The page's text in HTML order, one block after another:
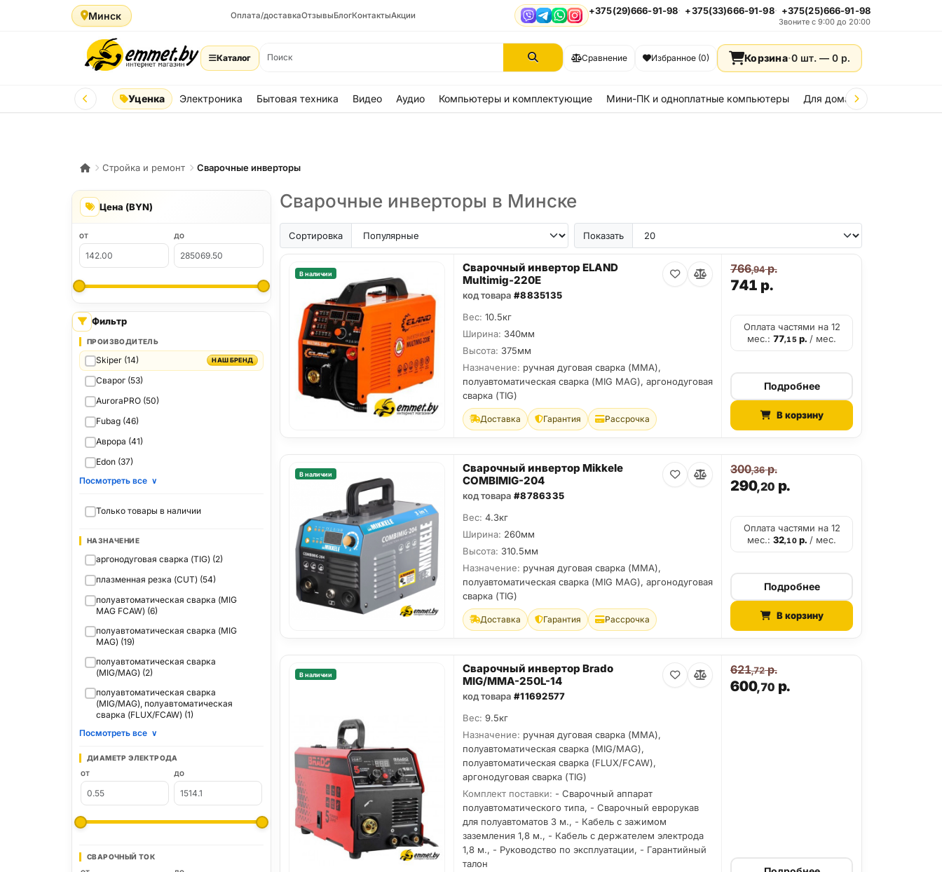
Минск Оплата/доставкаОтзывыБлогКонтактыАкции ViberTelegram
WhatsApp
Instagram
+375(29)666-91-98 +375(33)666-91-98 +375(25)666-91-98
Звоните с 9:00 до 20:00
Каталог Сравнение Избранное (0) Корзина·0 шт. — 0 р.
Уценка Электроника Бытовая техника Видео Аудио Компьютеры и комплектующие Мини-ПК и одноплатные компьютеры Для дома и дачи
Стройка и ремонт Сварочные инверторы
Цена (BYN)
ОТ ДО
Фильтр
ПРОИЗВОДИТЕЛЬ
Skiper (14) НАШ БРЕНД
Сварог (53)
AuroraPRO (50)
Fubag (46)
Аврора (41)
Edon (37)
Посмотреть все ∨
Только товары в наличии
НАЗНАЧЕНИЕ
аргонодуговая сварка (TIG) (2)
плазменная резка (CUT) (54)
полуавтоматическая сварка (MIG
MAG FCAW) (6)
полуавтоматическая сварка (MIG
MAG) (19)
полуавтоматическая сварка
(MIG/MAG) (2)
полуавтоматическая сварка
(MIG/MAG), полуавтоматическая
сварка (FLUX/FCAW) (1)
Посмотреть все ∨
ДИАМЕТР ЭЛЕКТРОДА
ОТ ДО
СВАРОЧНЫЙ ТОК
Сварочные инверторы в Минске
Сортировка Показать
В наличии
Сварочный инвертор ELAND
Multimig-220E
код товара #8835135
Вес: 10.5кг
Ширина: 340мм
Высота: 375мм
Назначение: ручная дуговая сварка (MMA),
полуавтоматическая сварка (MIG MAG), аргонодуговая
сварка (TIG)
Доставка Гарантия Рассрочка
741 р.
766,94р.
Оплата частями на 12
мес.:77,15р./ мес.
Подробнее
В корзину
В наличии
Сварочный инвертор Mikkele
COMBIMIG-204
код товара #8786335
Вес: 4.3кг
Ширина: 260мм
Высота: 310.5мм
Назначение: ручная дуговая сварка (MMA),
полуавтоматическая сварка (MIG MAG), аргонодуговая
сварка (TIG)
Доставка Гарантия Рассрочка
290,20р.
300,36р.
Оплата частями на 12
мес.:32,10р./ мес.
Подробнее
В корзину
В наличии
Сварочный инвертор Brado
MIG/MMA-250L-14
код товара #11692577
Вес: 9.5кг
Назначение: ручная дуговая сварка (MMA),
полуавтоматическая сварка (MIG/MAG),
полуавтоматическая сварка (FLUX/FCAW),
аргонодуговая сварка (TIG)
Комплект поставки: - Сварочный аппарат
полуавтоматического типа, - Сварочный еврорукав
для полуавтоматов 3 м., - Кабель с зажимом
заземления 1,8 м., - Кабель с держателем электрода
1,8 м., - Руководство по эксплуатации, - Гарантийный
талон
600,70р.
621,72р.